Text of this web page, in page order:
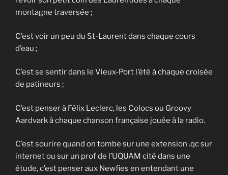
montagne traversée ;
C’est voir un peu du St-Laurent dans chaque cours
d’eau ;
C’est se sentir dans le Vieux-Port l’été à chaque croisée
de patineurs ;
C’est penser à Félix Leclerc, les Colocs ou Groovy
Aardvark à chaque chanson française jouée à la radio.
C’est sourire quand on tombe sur une extension .qc sur
internet ou sur un prof de l’UQUAM cité dans une
étude, c’est penser aux Newfies en entendant une